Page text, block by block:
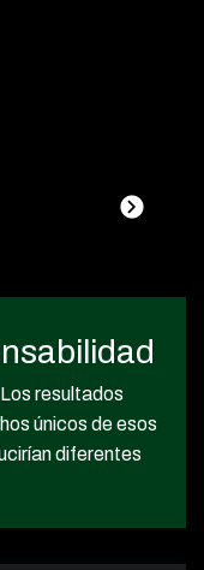
resultados
únicos de esos
diferentes